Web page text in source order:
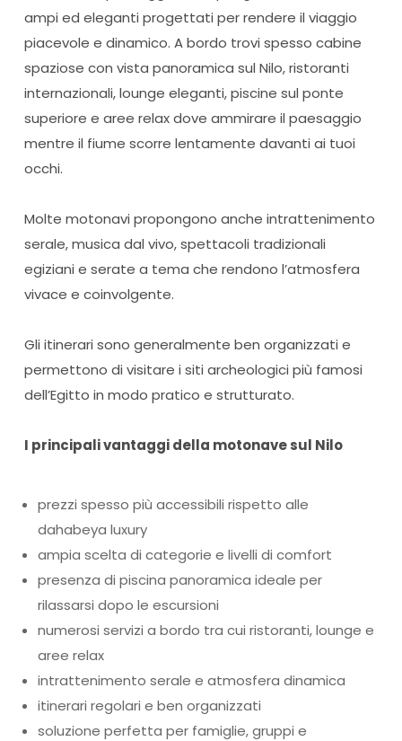
ampi ed eleganti progettati per rendere il viaggio
piacevole e dinamico. A bordo trovi spesso cabine
spaziose con vista panoramica sul Nilo, ristoranti
internazionali, lounge eleganti, piscine sul ponte
superiore e aree relax dove ammirare il paesaggio
mentre il fiume scorre lentamente davanti ai tuoi
occhi.
Molte motonavi propongono anche intrattenimento
serale, musica dal vivo, spettacoli tradizionali
egiziani e serate a tema che rendono l’atmosfera
vivace e coinvolgente.
Gli itinerari sono generalmente ben organizzati e
permettono di visitare i siti archeologici più famosi
dell’Egitto in modo pratico e strutturato.
I principali vantaggi della motonave sul Nilo
prezzi spesso più accessibili rispetto alle
dahabeya luxury
ampia scelta di categorie e livelli di comfort
presenza di piscina panoramica ideale per
rilassarsi dopo le escursioni
numerosi servizi a bordo tra cui ristoranti, lounge e
aree relax
intrattenimento serale e atmosfera dinamica
itinerari regolari e ben organizzati
soluzione perfetta per famiglie, gruppi e